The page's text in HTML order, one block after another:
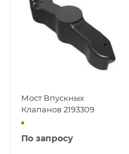
Мост Впускных
Клапанов 2193309
По запросу